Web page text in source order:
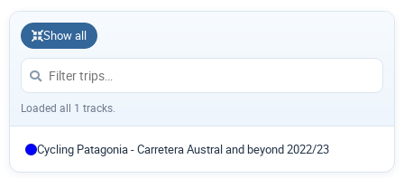
Show all
Loaded all 1 tracks.
Cycling Patagonia - Carretera Austral and beyond 2022/23